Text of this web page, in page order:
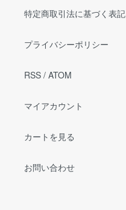
特定商取引法に基づく表記
プライバシーポリシー
RSS / ATOM
マイアカウント
カートを見る
お問い合わせ